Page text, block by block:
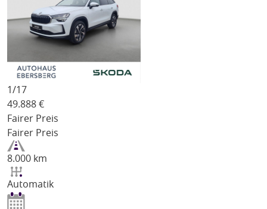
1/17
49.888 €
Fairer Preis
Fairer Preis
8.000 km
Automatik